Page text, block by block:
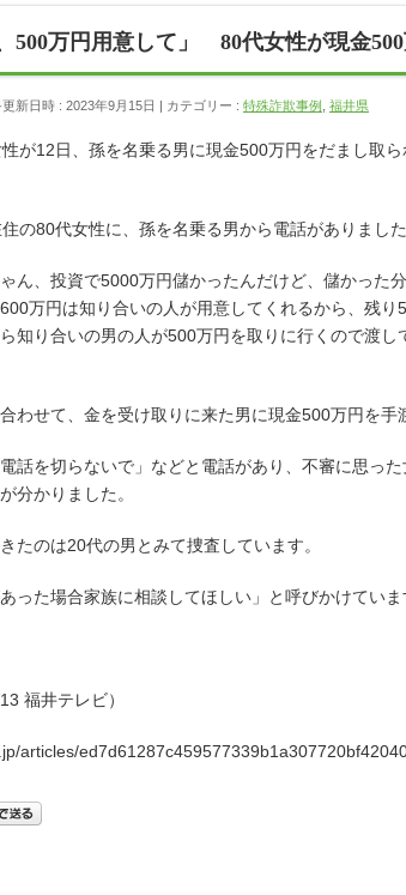
500万円用意して」 80代女性が現金
新日時 : 2023年9月15日 カテゴリー : 特殊詐欺事例 福井県
が12日、孫を名乗る男に現金500万円をだまし取
の80代女性に、孫を名乗る男から電話がありました
ん、投資で5000万円儲かったんだけど、儲かった
万円は知り合いの人が用意してくれるから、残
知り合いの男の人が500万円を取りに行くので渡し
わせて、金を受け取りに来た男に現金500万円を手
話を切らないで」などと電話があり、不審に思っ
分かりました。
たのは20代の男とみて捜査しています。
った場合家族に相談してほしい」と呼びかけていま
福井テレビ）
articles/